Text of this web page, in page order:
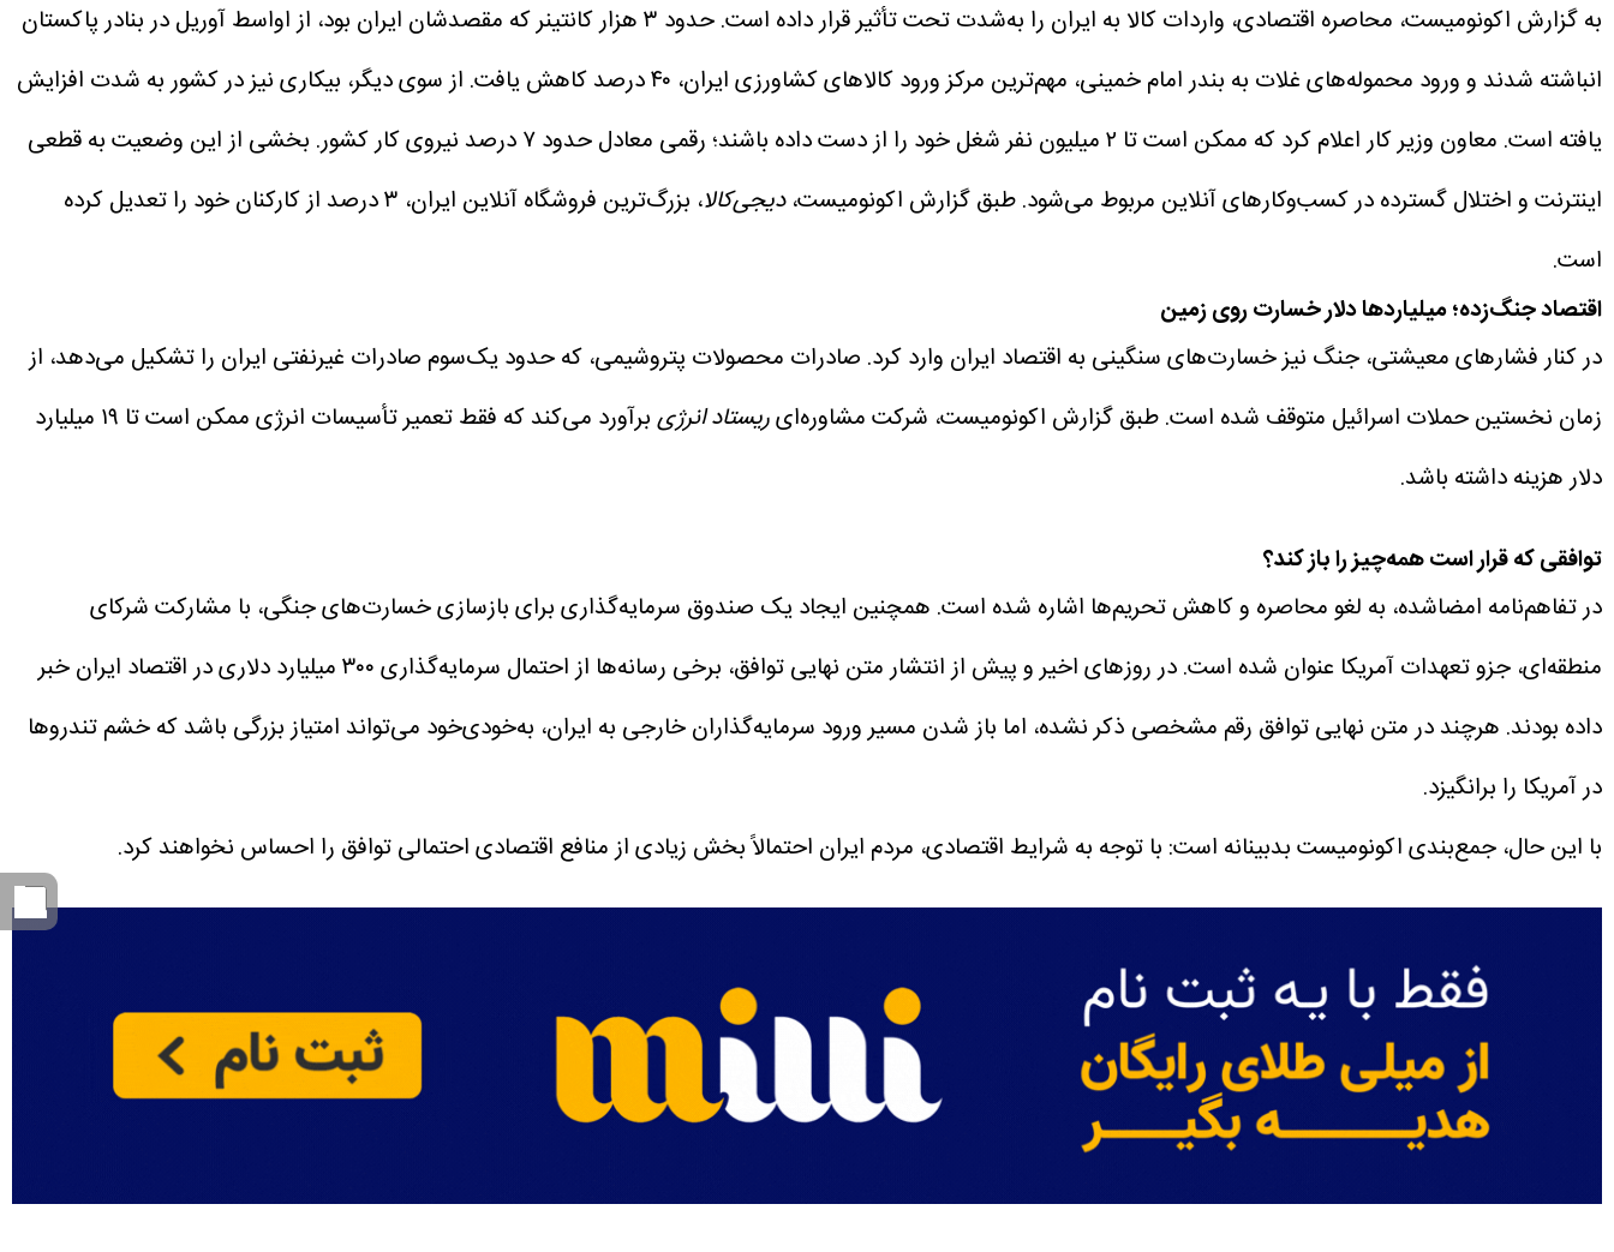
به گزارش اکونومیست، محاصره اقتصادی، واردات کالا به ایران را به‌شدت تحت تأثیر قرار داده است. حدود ۳ هزار کانتینر که مقصدشان ایران بود، از اواسط آوریل در بنادر پاکستان
انباشته شدند و ورود محموله‌های غلات به بندر امام خمینی، مهم‌ترین مرکز ورود کالاهای کشاورزی ایران، ۴۰ درصد کاهش یافت.
از سوی دیگر، بیکاری نیز در کشور به‌ شدت افزایش
یافته است. معاون وزیر کار اعلام کرد که ممکن است تا ۲ میلیون نفر شغل خود را از دست داده باشند؛ رقمی معادل حدود ۷ درصد نیروی کار کشور.
بخشی از این وضعیت به قطعی
اینترنت و اختلال گسترده در کسب‌وکارهای آنلاین مربوط می‌شود. طبق گزارش اکونومیست،دیجی‌کالا
، بزرگ‌ترین فروشگاه آنلاین ایران، ۳ درصد از کارکنان خود را تعدیل کرده
است.
اقتصاد جنگ‌زده؛ میلیاردها دلار خسارت روی زمین
در کنار فشارهای معیشتی، جنگ نیز خسارت‌های سنگینی به اقتصاد ایران وارد کرد. صادرات محصولات پتروشیمی، که حدود یک‌سوم صادرات غیرنفتی ایران را تشکیل می‌دهد، از
زمان نخستین حملات اسرائیل متوقف شده است.طبق گزارش اکونومیست، شرکت مشاوره‌ایریستادانرژی
برآورد می‌کند که فقط تعمیر تأسیسات انرژی ممکن است تا ۱۹ میلیارد
دلار هزینه داشته باشد.
توافقی که قرار است همه‌چیز را باز کند؟
در تفاهم‌نامه امضاشده، به لغو محاصره و کاهش تحریم‌ها اشاره شده است. همچنین ایجاد یک صندوق سرمایه‌گذاری برای بازسازی خسارت‌های جنگی، با مشارکت شرکای
منطقه‌ای، جزو تعهدات آمریکا عنوان شده است.
در روزهای اخیر و پیش از انتشار متن نهایی توافق، برخی رسانه‌ها از احتمال سرمایه‌گذاری ۳۰۰ میلیارد دلاری در اقتصاد ایران خبر
داده بودند. هرچند در متن نهایی توافق رقم مشخصی ذکر نشده، اما باز شدن مسیر ورود سرمایه‌گذاران خارجی به ایران، به‌خودی‌خود می‌تواند امتیاز بزرگی باشد که خشم تندروها
در آمریکا را برانگیزد.
با این حال، جمع‌بندی اکونومیست بدبینانه است: با توجه به شرایط اقتصادی، مردم ایران احتمالاً بخش زیادی از منافع اقتصادی احتمالی توافق را احساس نخواهند کرد.